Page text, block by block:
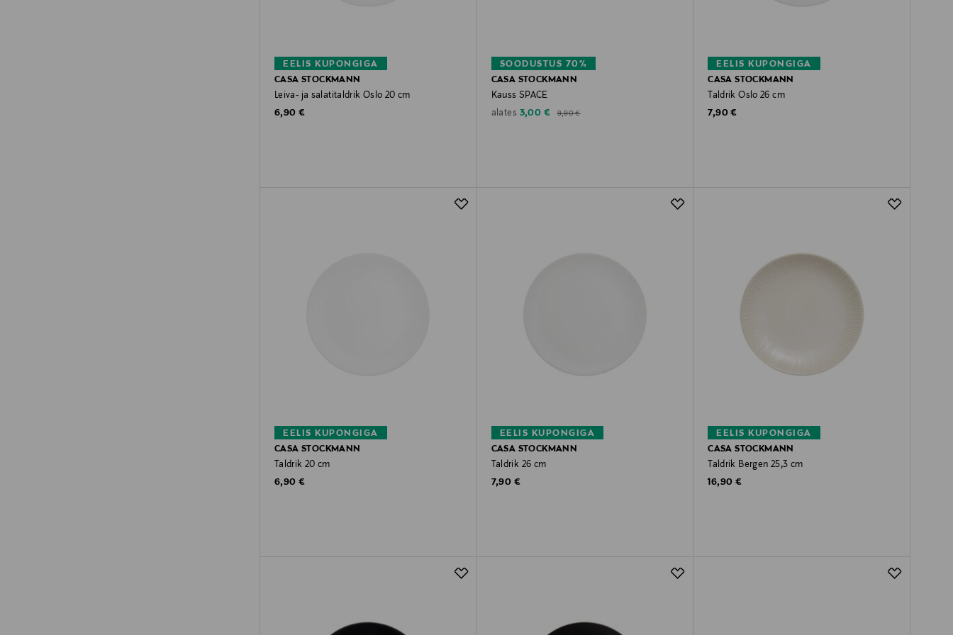
EELIS KUPONGIGA
CASA STOCKMANN
Leiva- ja salatitaldrik Oslo 20 cm
Original Price
6,90 €
SOODUSTUS 70%
CASA STOCKMANN
Kauss SPACE
alates Discounted Price
3,00 € Original Price
9,90 €
EELIS KUPONGIGA
CASA STOCKMANN
Taldrik Oslo 26 cm
Original Price
7,90 €
EELIS KUPONGIGA
CASA STOCKMANN
Taldrik 20 cm
Original Price
6,90 €
EELIS KUPONGIGA
CASA STOCKMANN
Taldrik 26 cm
Original Price
7,90 €
EELIS KUPONGIGA
CASA STOCKMANN
Taldrik Bergen 25,3 cm
Original Price
16,90 €